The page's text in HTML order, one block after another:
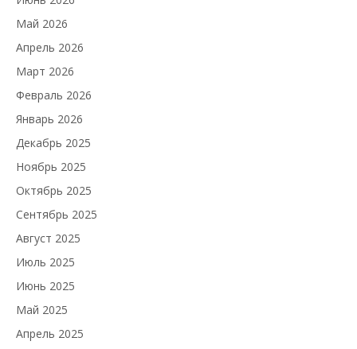
Май 2026
Апрель 2026
Март 2026
Февраль 2026
Январь 2026
Декабрь 2025
Ноябрь 2025
Октябрь 2025
Сентябрь 2025
Август 2025
Июль 2025
Июнь 2025
Май 2025
Апрель 2025